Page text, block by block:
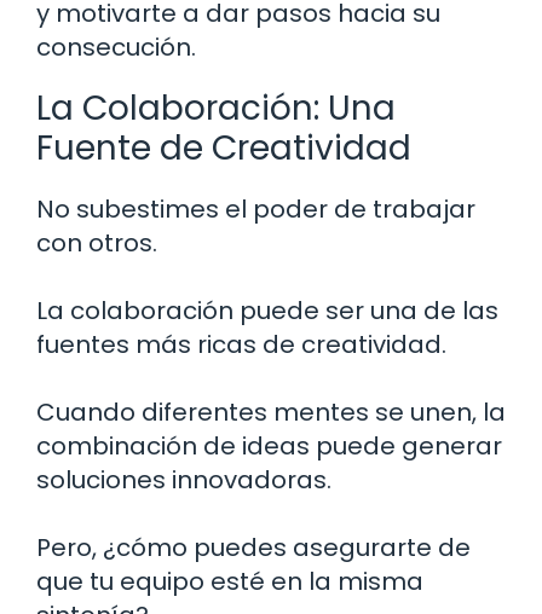
y motivarte a dar pasos hacia su
consecución.
La Colaboración: Una
Fuente de Creatividad
No subestimes el poder de trabajar
con otros.
La colaboración puede ser una de las
fuentes más ricas de creatividad.
Cuando diferentes mentes se unen, la
combinación de ideas puede generar
soluciones innovadoras.
Pero, ¿cómo puedes asegurarte de
que tu equipo esté en la misma